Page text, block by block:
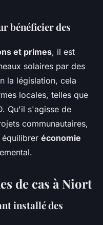
bénéficier des
et primes, il est
solaires par des
la législation, cela
locales, telles que
Qu'il s'agisse de
communautaires,
économie
de cas à Niort
installé des